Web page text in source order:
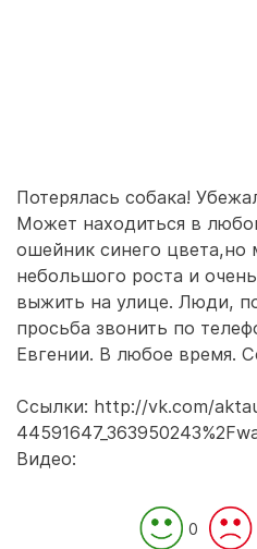
Потерялась собака!
Может находиться в
ошейник синего цвета,но
небольшого роста и
выжить на улице. Люди,
просьба звонить по
Евгении. В любое время.
Ссылки: http://vk.com/
Видео:
0